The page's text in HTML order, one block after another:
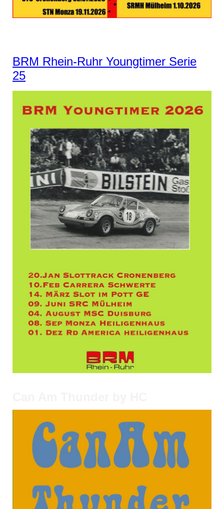
BRM Rhein-Ruhr Youngtimer Serie
25